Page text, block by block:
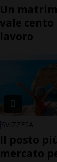
Un
vale
lavoro
SVIZZERA
Il posto
mercato